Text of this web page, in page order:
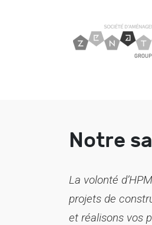
Notre
La volonté
projets de
et réalisons vos